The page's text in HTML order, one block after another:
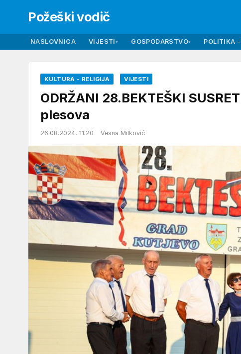
Požeški vodič
NASLOVNICA VIJESTI▾ GOSPODARSTVO▾ POLITIKA
KULTURA - RELIGIJA VIJESTI
ODRŽANI 28.BEKTEŠKI
plesova
26.08.2024. 11:20 Vesna Milković